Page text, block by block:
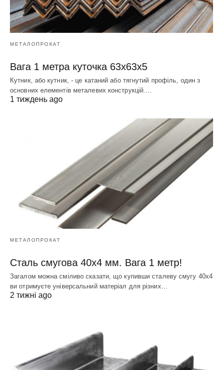
МЕТАЛОПРОКАТ
Вага 1 метра куточка 63х63х5
Кутник, або кутник, - це катаний або тягнутий профіль, один з
основних елементів металевих конструкцій.…
1 тиждень ago
МЕТАЛОПРОКАТ
Сталь смугова 40х4 мм. Вага 1 метр!
Загалом можна сміливо сказати, що купивши сталеву смугу 40х4
ви отримуєте універсальний матеріал для різних…
2 тижні ago